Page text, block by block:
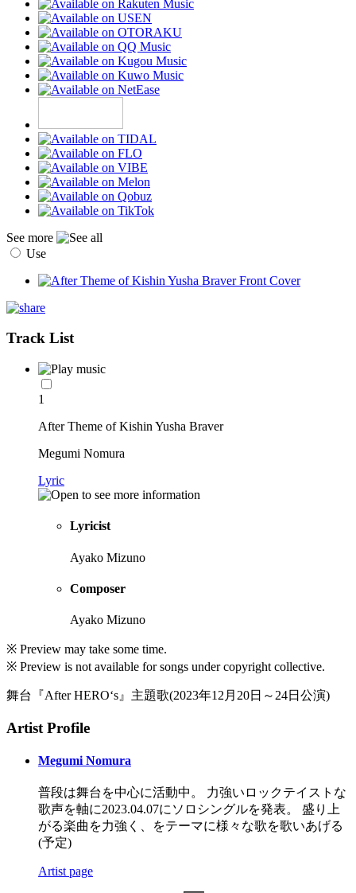
See more
Use
Track List
1
After Theme of Kishin Yusha Braver
Megumi Nomura
Lyric
Lyricist
Ayako Mizuno
Composer
Ayako Mizuno
※ Preview may take some time.
※ Preview is not available for songs under copyright collective.
舞台『After HERO‘s』主題歌(2023年12月20日～24日公演)
Artist Profile
Megumi Nomura
普段は舞台を中心に活動中。 力強いロックテイストな
歌声を軸に2023.04.07にソロシングルを発表。 盛り上
がる楽曲を力強く、をテーマに様々な歌を歌いあげる
(予定)
Artist page